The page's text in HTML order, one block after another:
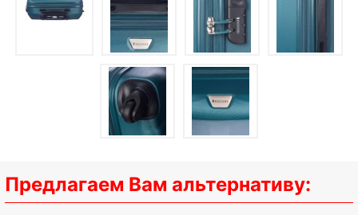
Предлагаем Вам альтернативу: